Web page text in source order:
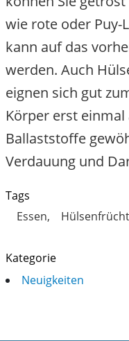
wie rote oder Puy-
kann auf das
werden. Auch
eignen sich gut
Körper erst einmal
Ballaststoffe
Verdauung und
Tags
Essen
Kategorie
Neuigkeiten